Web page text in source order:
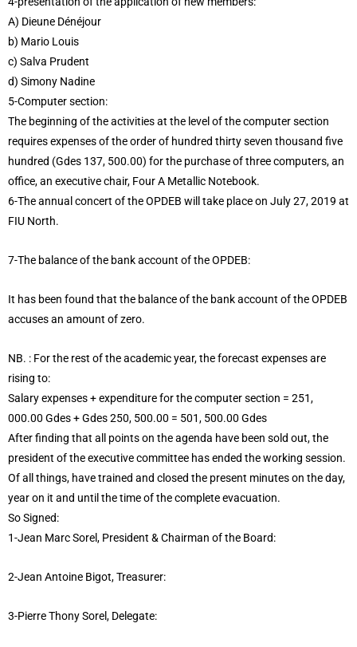
A) Dieune Dénéjour
b) Mario Louis
c) Salva Prudent
d) Simony Nadine
5-Computer section:
The beginning of the activities at the level of the computer section
requires expenses of the order of hundred thirty seven thousand five
hundred (Gdes 137, 500.00) for the purchase of three computers, an
office, an executive chair, Four A Metallic Notebook.
6-The annual concert of the OPDEB will take place on July 27, 2019 at
FIU North.
7-The balance of the bank account of the OPDEB:
It has been found that the balance of the bank account of the OPDEB
accuses an amount of zero.
NB. : For the rest of the academic year, the forecast expenses are
rising to:
Salary expenses + expenditure for the computer section = 251,
000.00 Gdes + Gdes 250, 500.00 = 501, 500.00 Gdes
After finding that all points on the agenda have been sold out, the
president of the executive committee has ended the working session.
Of all things, have trained and closed the present minutes on the day,
year on it and until the time of the complete evacuation.
So Signed:
1-Jean Marc Sorel, President & Chairman of the Board:
2-Jean Antoine Bigot, Treasurer:
3-Pierre Thony Sorel, Delegate: